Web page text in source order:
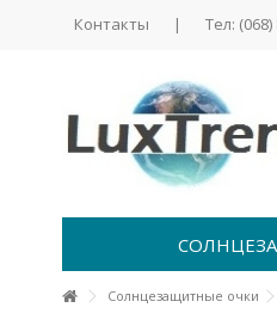
Контакты | Тел:
Солнцезащитные очки